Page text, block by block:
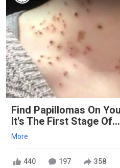
Find Papillomas On
It's The First Stage Of...
More
440 197 358